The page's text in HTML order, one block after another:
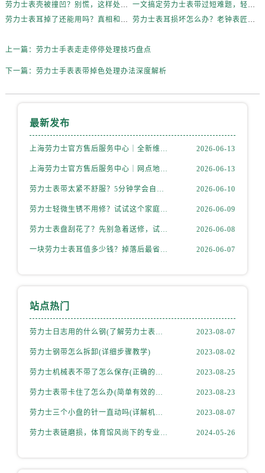
劳力士表壳被撞凹？别慌，这样处理最稳妥
一文搞定劳力士表带过短难题，轻松佩戴不将就
劳力士表耳掉了还能用吗？真相和解决方案来了
劳力士表耳损坏怎么办？老钟表匠透露关键技巧
上一篇： 劳力士手表走走停停处理技巧盘点
下一篇： 劳力士手表表带掉色处理办法深度解析
最新发布
上海劳力士官方售后服务中心｜全新维修门店地址及电话权威信息公示（2026年6月最新） 2026-06-13
上海劳力士官方售后服务中心｜网点地址与电话权威信息公示（2026年6月最新） 2026-06-13
劳力士表带太紧不舒服？5分钟学会自己调节长度 2026-06-10
劳力士轻微生锈不用修？试试这个家庭小妙方 2026-06-09
劳力士表盘刮花了？先别急着送修，试试这几种方法 2026-06-08
一块劳力士表耳值多少钱？掉落后最省钱的解决方式 2026-06-07
站点热门
劳力士日志用的什么钢(了解劳力士表款材质选择) 2023-08-07
劳力士钢带怎么拆卸(详细步骤教学) 2023-08-02
劳力士机械表不带了怎么保存(正确的方法和注意事项) 2023-08-25
劳力士表带卡住了怎么办(简单有效的解决方法) 2023-08-23
劳力士三个小盘的针一直动吗(详解机械表小盘指针运行规律) 2023-08-07
劳力士表链磨损，体育馆风尚下的专业修复之道 2024-05-26